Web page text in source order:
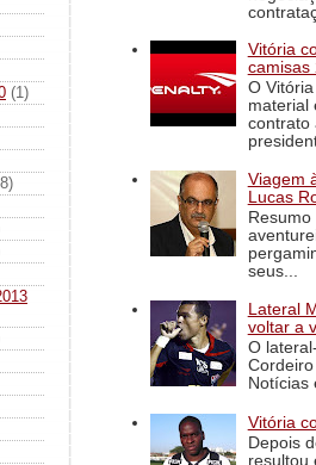
(1)
Vitória
camisas
O
material
contrato
Viagem
Lucas
seus...
Lateral
voltar a
O
Notícias
Vitória
Depois
resultou